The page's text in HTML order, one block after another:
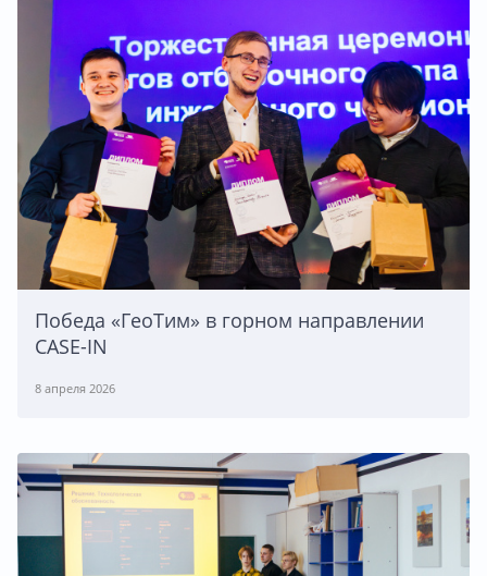
Победа «ГеоТим» в горном направлении
CASE-IN
8 апреля 2026